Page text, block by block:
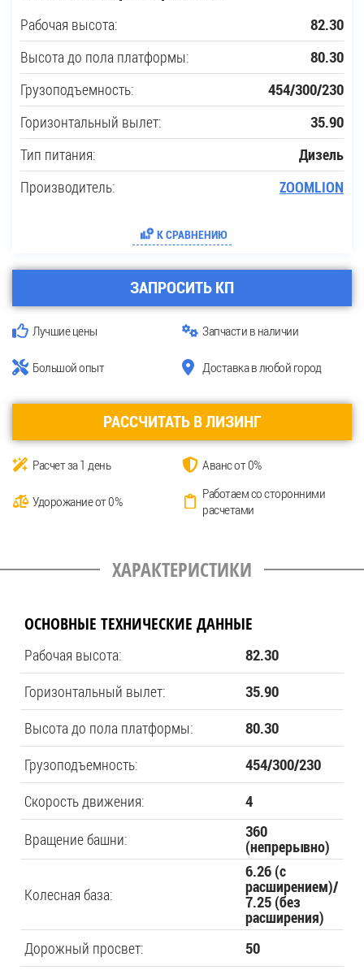
Услуги
О компании
Контакты
Рабочая высота: 82.30
Высота до пола платформы: 80.30
Грузоподъемность: 454/300/230
Горизонтальный вылет: 35.90
Тип питания: Дизель
Производитель: ZOOMLION
К СРАВНЕНИЮ
ЗАПРОСИТЬ КП
Лучшие цены Запчасти в наличии
Большой опыт Доставка в любой город
РАССЧИТАТЬ В ЛИЗИНГ
Расчет за 1 день Аванс от 0%
Удорожание от 0%
Работаем со сторонними
расчетами
ХАРАКТЕРИСТИКИ
ОСНОВНЫЕ ТЕХНИЧЕСКИЕ ДАННЫЕ
Рабочая высота: 82.30
Горизонтальный вылет: 35.90
Высота до пола платформы: 80.30
Грузоподъемность: 454/300/230
Скорость движения: 4
Вращение башни:
360
(непрерывно)
Колесная база:
6.26 (с
расширением)/
7.25 (без
расширения)
Дорожный просвет: 50